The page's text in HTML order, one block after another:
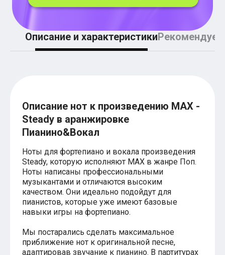
Легкие аккорды (простые песни)
Аккорды со словами (вокал)
BEARWOLF
Мари Краймбрери
Комната культуры
Клава Кока
Монеточка
Пицца
Анжелика Варум
Алексей Чумаков
Леонид Агутин
Саундтрек
Тематические
Из фильмов
Аватар: Путь воды
Титаник
Хатико
Реквием по мечте
Описание и характеристикиРекомендуем
Описание нот к произведению MAX -
Steady в аранжировке
Пианино&Вокал
Ноты для фортепиано и вокала произведения
Steady, которую исполняют MAX в жанре Поп.
Ноты написаны профессиональными
музыкантами и отличаются высоким
качеством. Они идеально подойдут для
пианистов, которые уже имеют базовые
навыки игры на фортепиано.
Мы постарались сделать максимальное
приближение нот к оригинальной песне,
адаптировав звучание к пианино. В партитурах